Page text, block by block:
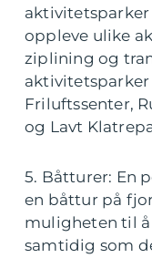
aktivitetsparker
oppleve ulike
ziplining og
Friluftssenter,
og Lavt
5. Båtturer: En
en båttur på
muligheten til å
samtidig som